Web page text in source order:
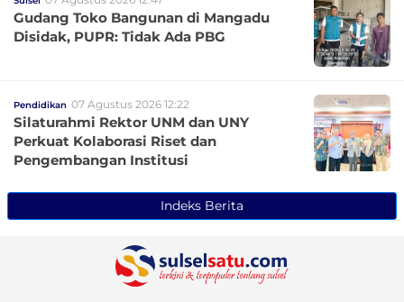
Gudang Toko Bangunan di Mangadu
Disidak, PUPR: Tidak Ada PBG
Pendidikan 07 Agustus 2026 12:22
Silaturahmi Rektor UNM dan UNY
Perkuat Kolaborasi Riset dan
Pengembangan Institusi
Indeks Berita